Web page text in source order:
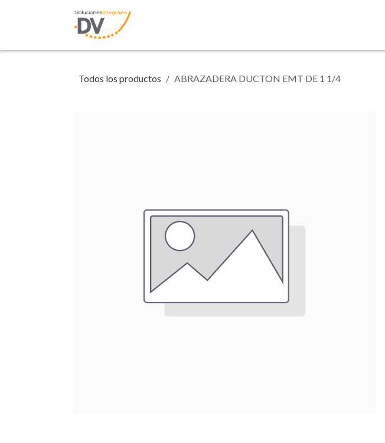
Todos los productos ABRAZADERA DUCTON EMT DE 1 1/4